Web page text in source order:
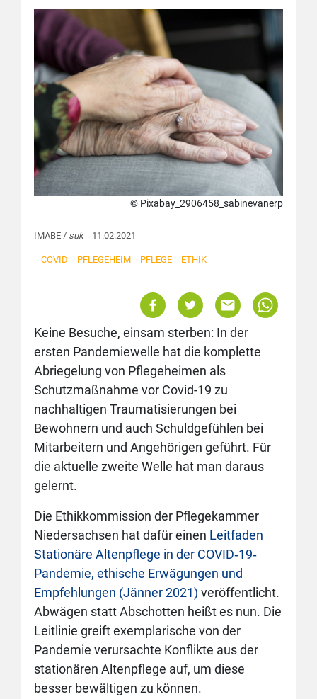
© Pixabay_2906458_sabinevanerp
IMABE / suk11.02.2021
COVID PFLEGEHEIM PFLEGE ETHIK
Keine Besuche, einsam sterben: In der
ersten Pandemiewelle hat die komplette
Abriegelung von Pflegeheimen als
Schutzmaßnahme vor Covid-19 zu
nachhaltigen Traumatisierungen bei
Bewohnern und auch Schuldgefühlen bei
Mitarbeitern und Angehörigen geführt. Für
die aktuelle zweite Welle hat man daraus
gelernt.
Die Ethikkommission der Pflegekammer
Niedersachsen hat dafür einen Leitfaden
Stationäre Altenpflege in der COVID‐19‐
Pandemie, ethische Erwägungen und
Empfehlungen (Jänner 2021) veröffentlicht.
Abwägen statt Abschotten heißt es nun. Die
Leitlinie greift exemplarische von der
Pandemie verursachte Konflikte aus der
stationären Altenpflege auf, um diese
besser bewältigen zu können.